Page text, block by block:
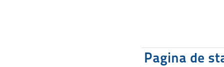
Pagina de